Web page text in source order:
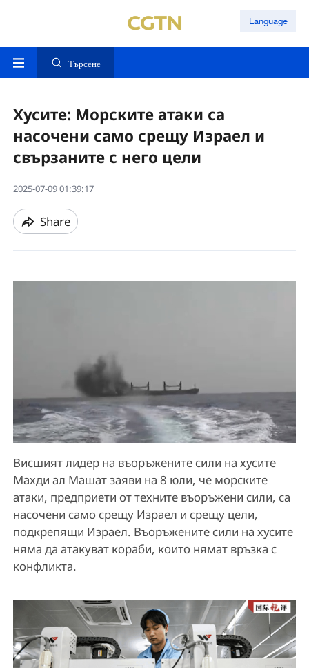
Language
Търсене
Хусите: Морските атаки са
насочени само срещу Израел и
свързаните с него цели
2025-07-09 01:39:17
Share
Висшият лидер на въоръжените сили на хусите
Махди ал Машат заяви на 8 юли, че морските
атаки, предприети от техните въоръжени сили, са
насочени само срещу Израел и срещу цели,
подкрепящи Израел. Въоръжените сили на хусите
няма да атакуват кораби, които нямат връзка с
конфликта.